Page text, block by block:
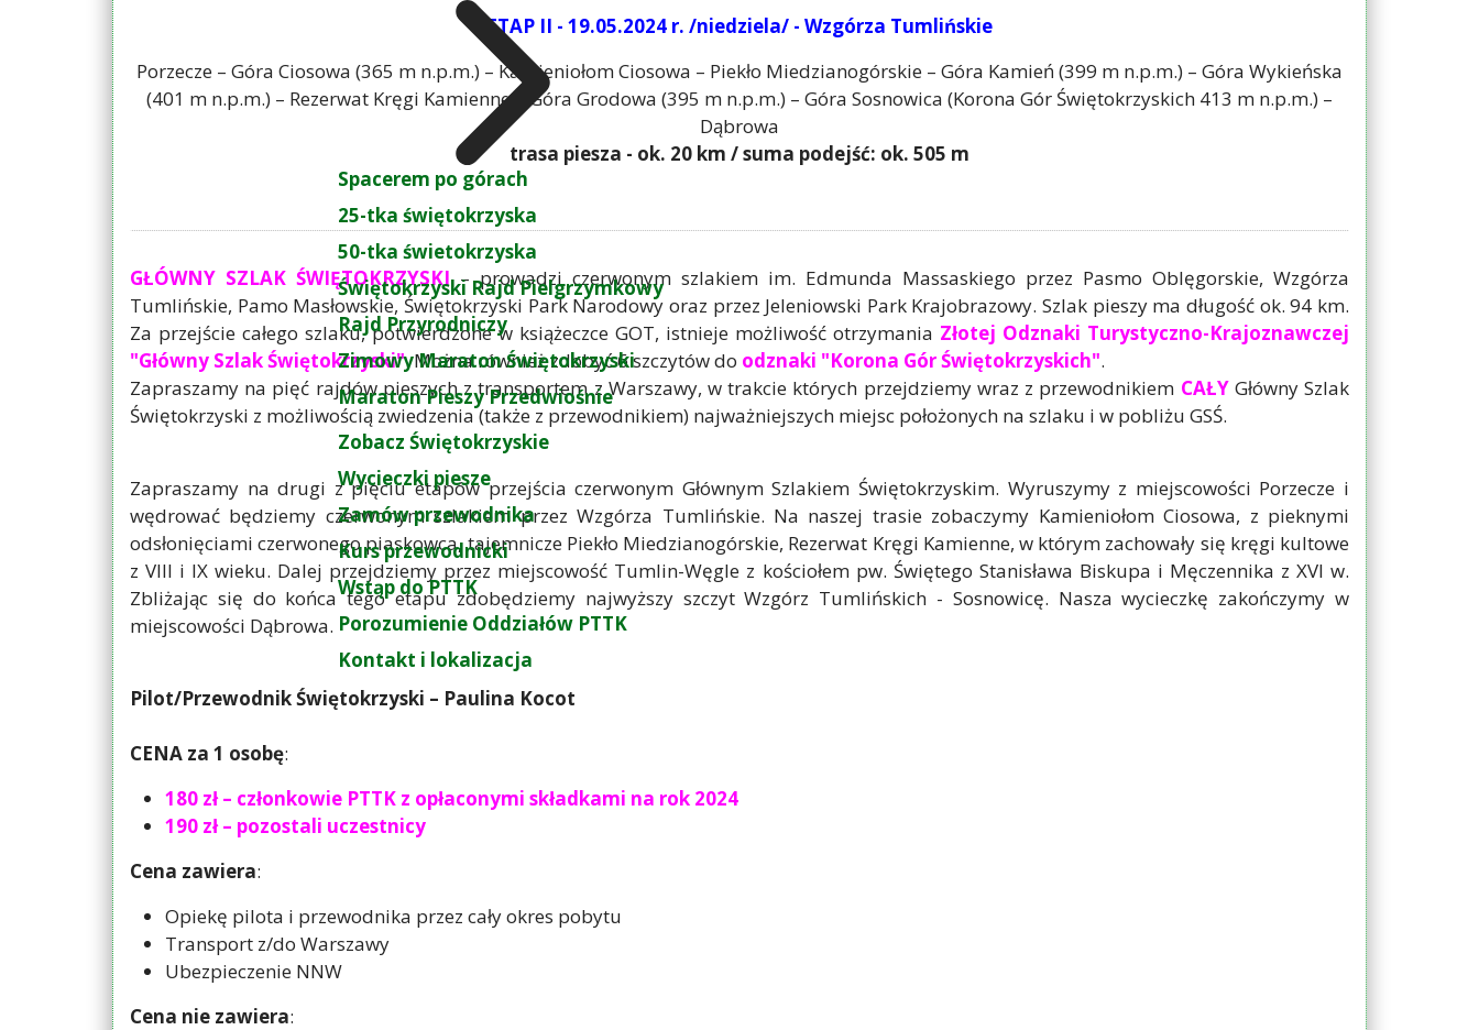
Spacerem po górach
25-tka świętokrzyska
50-tka świetokrzyska
Świętokrzyski Rajd Pielgrzymkowy
Rajd Przyrodniczy
Zimowy Maraton Świętokrzyski
Maraton Pieszy Przedwiośnie
Zobacz Świętokrzyskie
Wycieczki piesze
Zamów przewodnika
Kurs przewodnicki
Wstąp do PTTK
Porozumienie Oddziałów PTTK
Kontakt i lokalizacja
ETAP II - 19.05.2024 r. /niedziela/ - Wzgórza Tumlińskie
Porzecze – Góra Ciosowa (365 m n.p.m.) – Kamieniołom Ciosowa – Piekło Miedzianogórskie – Góra Kamień (399 m n.p.m.) – Góra Wykieńska
(401 m n.p.m.) – Rezerwat Kręgi Kamienne – Góra Grodowa (395 m n.p.m.) – Góra Sosnowica (Korona Gór Świętokrzyskich 413 m n.p.m.) –
Dąbrowa
trasa piesza - ok. 20 km / suma podejść: ok. 505 m
GŁÓWNY SZLAK ŚWIĘTOKRZYSKI– prowadzi czerwonym szlakiem im. Edmunda Massaskiego przez Pasmo Oblęgorskie, Wzgórza
Tumlińskie, Pamo Masłowskie, Świętokrzyski Park Narodowy oraz przez Jeleniowski Park Krajobrazowy. Szlak pieszy ma długość ok. 94 km.
Za przejście całego szlaku, potwierdzone w książeczce GOT, istnieje możliwość otrzymania Złotej Odznaki Turystyczno-Krajoznawczej
"Główny Szlak Świętokrzyski". Można również zdobyć 6 szczytów do odznaki "Korona Gór Świętokrzyskich".
Zapraszamy na pięć rajdów pieszych z transportem z Warszawy, w trakcie których przejdziemy wraz z przewodnikiem CAŁYGłówny Szlak
Świętokrzyski z możliwością zwiedzenia (także z przewodnikiem) najważniejszych miejsc położonych na szlaku i w pobliżu GSŚ.
Zapraszamy na drugi z pięciu etapów przejścia czerwonym Głównym Szlakiem Świętokrzyskim. Wyruszymy z miejscowości Porzecze i
wędrować będziemy czerwonym szlakiem przez Wzgórza Tumlińskie. Na naszej trasie zobaczymy Kamieniołom Ciosowa, z pieknymi
odsłonięciami czerwonego piaskowca, tajemnicze Piekło Miedzianogórskie, Rezerwat Kręgi Kamienne, w którym zachowały się kręgi kultowe
z VIII i IX wieku. Dalej przejdziemy przez miejscowość Tumlin-Węgle z kościołem pw. Świętego Stanisława Biskupa i Męczennika z XVI w.
Zbliżając się do końca tego etapu zdobędziemy najwyższy szczyt Wzgórz Tumlińskich - Sosnowicę. Nasza wycieczkę zakończymy w
miejscowości Dąbrowa.
Pilot/Przewodnik Świętokrzyski – Paulina Kocot
CENA za 1 osobę:
180 zł – członkowie PTTK z opłaconymi składkami na rok 2024
190 zł – pozostali uczestnicy
Cena zawiera:
Opiekę pilota i przewodnika przez cały okres pobytu
Transport z/do Warszawy
Ubezpieczenie NNW
Cena nie zawiera: